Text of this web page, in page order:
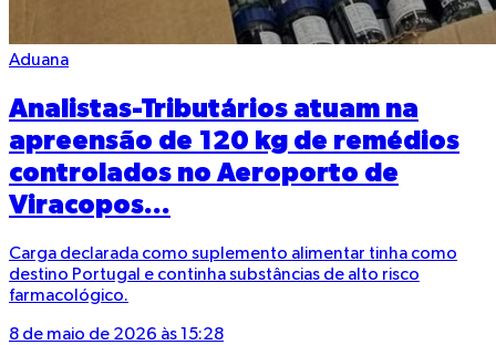
Aduana
Analistas-Tributários atuam na
apreensão de 120 kg de remédios
controlados no Aeroporto de
Viracopos...
Carga declarada como suplemento alimentar tinha como
destino Portugal e continha substâncias de alto risco
farmacológico.
8 de maio de 2026 às 15:28